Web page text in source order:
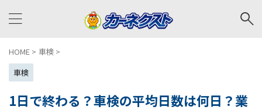
HOME > 車検 >
車検
1日で終わる？車検の平均日数は何日？業